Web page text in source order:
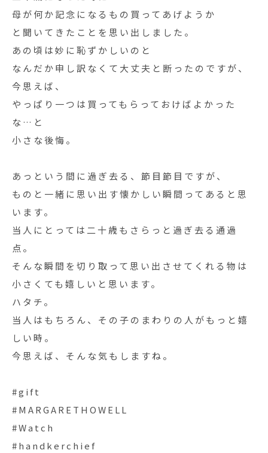
母が何か記念になるもの買ってあげようか
と聞いてきたことを思い出しました。
あの頃は妙に恥ずかしいのと
なんだか申し訳なくて大丈夫と断ったのですが、
今思えば、
やっぱり一つは買ってもらっておけばよかった
な…と
小さな後悔。
あっという間に過ぎ去る、節目節目ですが、
ものと一緒に思い出す懐かしい瞬間ってあると思
います。
当人にとっては二十歳もさらっと過ぎ去る通過
点。
そんな瞬間を切り取って思い出させてくれる物は
小さくても嬉しいと思います。
ハタチ。
当人はもちろん、その子のまわりの人がもっと嬉
しい時。
今思えば、そんな気もしますね。
#gift
#MARGARETHOWELL
#Watch
#handkerchief